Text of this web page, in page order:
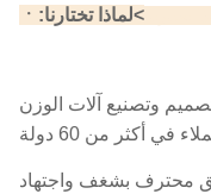
>لماذا تختارنا: ㆍ
في تصميم وتصنيع آلات الوزن